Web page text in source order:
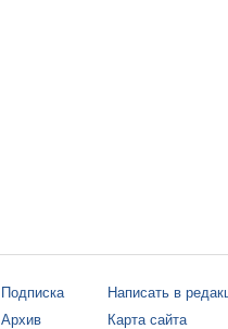
Подписка
Архив
Написать в
Карта сайта